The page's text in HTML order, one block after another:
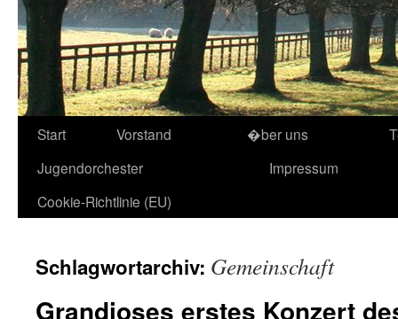
Start Vorstand �ber uns
Jugendorchester
Impressum
Cookie-Richtlinie (EU)
Schlagwortarchiv: Gemeinschaft
Grandioses erstes Konzert